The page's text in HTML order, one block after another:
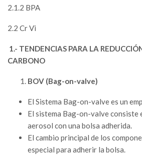
2.1.2 BPA
2.2 Cr Vi
1.- TENDENCIAS PARA LA
CARBONO
BOV (Bag-on-valve)
El Sistema Bag-on-valve es un
El sistema Bag-on-valve consiste
aerosol con una bolsa adherida.
El cambio principal de los
especial para adherir la bolsa.